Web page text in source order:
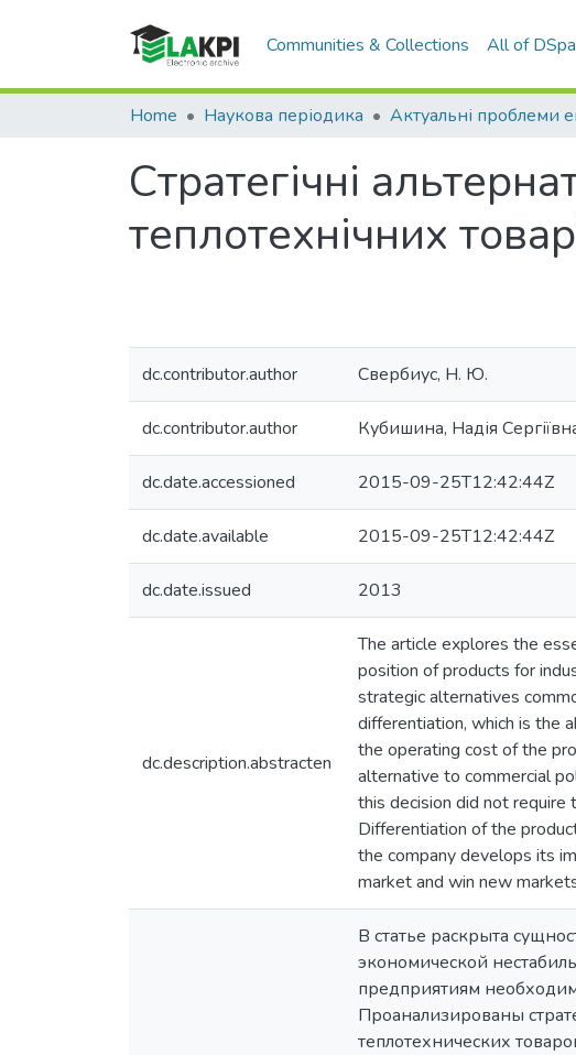
Communities & Collections All of
Home Наукова періодика
Стратегічні
теплотехнічних
dc.contributor.author Свербиус, Н. Ю.
dc.contributor.author Кубишина, Надія
dc.date.accessioned 2015-09-25T12:42:44Z
dc.date.available 2015-09-25T12:42:44Z
dc.date.issued 2013
dc.description.abstracten
The article explores the
position of products for
strategic alternatives
differentiation, which is the
the operating cost of the
alternative to commercial
this decision did not require
Differentiation of the
the company develops its
market and win new
В статье раскрыта
экономической
предприятиям
Проанализированы
теплотехнических